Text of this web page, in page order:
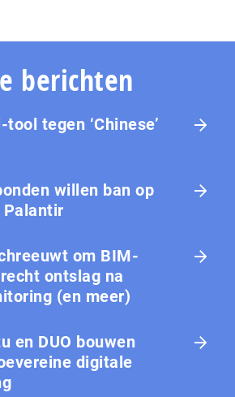
berichten
tegen ‘Chinese’
willen ban op
om BIM-
ontslag na
(en meer)
en DUO bouwen
digitale